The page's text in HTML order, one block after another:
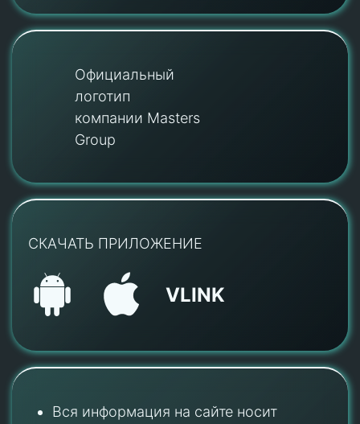
Официальный
логотип
компании Masters
Group
СКАЧАТЬ ПРИЛОЖЕНИЕ
VLINK
Вся информация на сайте носит